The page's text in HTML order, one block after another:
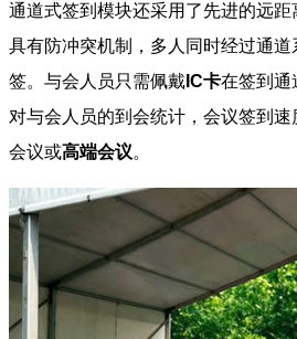
通道式签到模块还采用了先进的远距
具有防冲突机制，多人同时经过通
签。与会人员只需佩戴 IC卡在签到通
对与会人员的到会统计，会议签到
会议或高端会议。